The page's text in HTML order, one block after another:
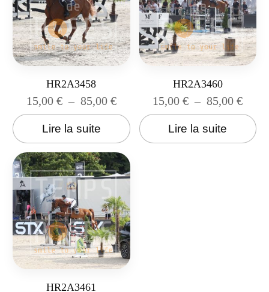
HR2A3458
15,00 € – 85,00 €
Lire la suite
HR2A3460
15,00€ – 85,00€
Lire la suite
HR2A3461